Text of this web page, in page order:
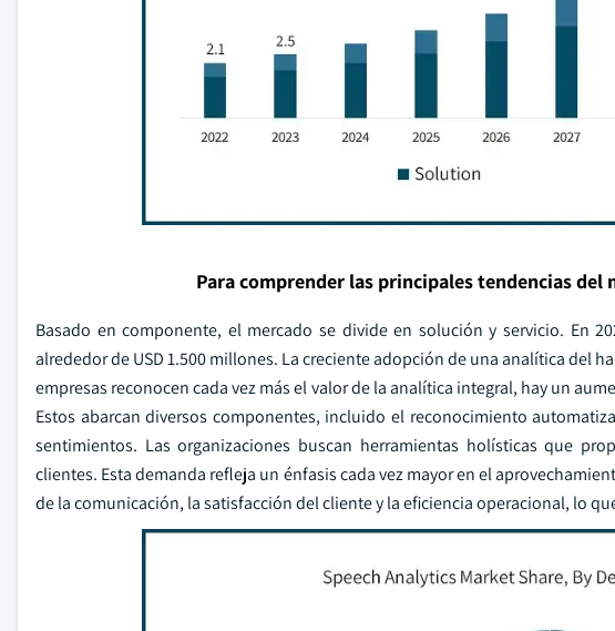
Para comprender las principales tendencias del
Basado en componente, el mercado se divide en solución y servicio. En
alrededor de USD 1.500 millones. La creciente adopción de una analítica del
empresas reconocen cada vez más el valor de la analítica integral, hay un
Estos abarcan diversos componentes, incluido el reconocimiento
sentimientos. Las organizaciones buscan herramientas holísticas que
clientes. Esta demanda refleja un énfasis cada vez mayor en el
de la comunicación, la satisfacción del cliente y la eficiencia operacional, lo